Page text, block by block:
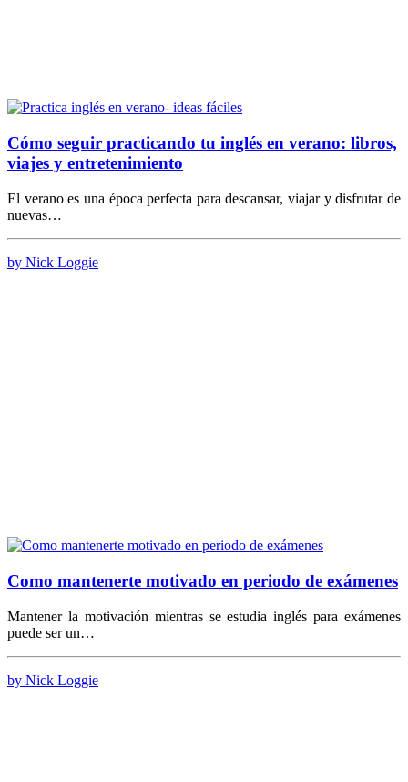
Cómo seguir practicando tu inglés en verano: libros,
viajes y entretenimiento
El verano es una época perfecta para descansar, viajar y disfrutar de
nuevas…
by Nick Loggie
Como mantenerte motivado en periodo de exámenes
Mantener la motivación mientras se estudia inglés para exámenes
puede ser un…
by Nick Loggie